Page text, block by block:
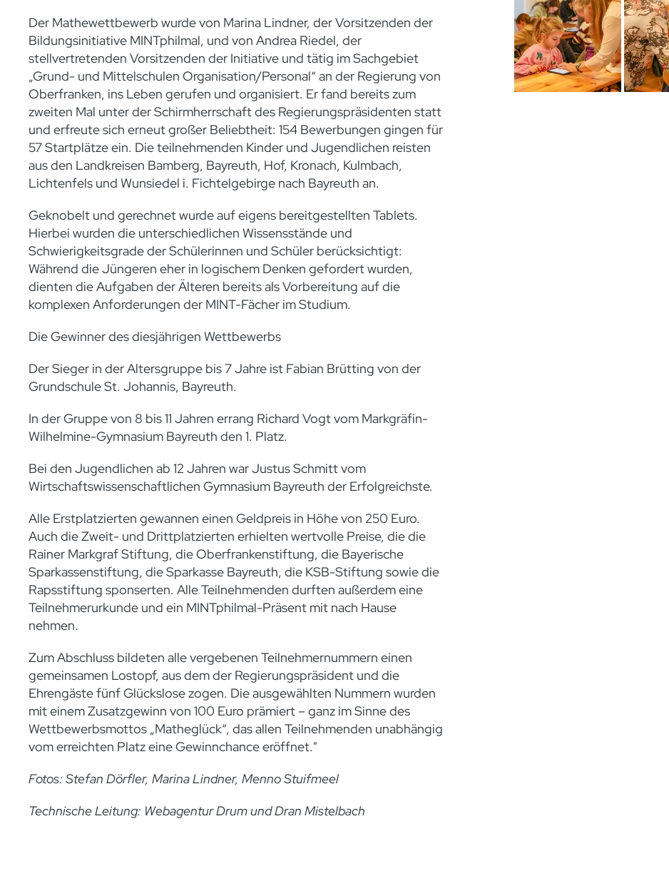
Der Mathewettbewerb wurde von Marina Lindner, der Vorsitzenden der
Bildungsinitiative MINTphilmal, und von Andrea Riedel, der
stellvertretenden Vorsitzenden der Initiative und tätig im Sachgebiet
„Grund- und Mittelschulen Organisation/Personal“ an der Regierung von
Oberfranken, ins Leben gerufen und organisiert. Er fand bereits zum
zweiten Mal unter der Schirmherrschaft des Regierungspräsidenten statt
und erfreute sich erneut großer Beliebtheit: 154 Bewerbungen gingen für
57 Startplätze ein. Die teilnehmenden Kinder und Jugendlichen reisten
aus den Landkreisen Bamberg, Bayreuth, Hof, Kronach, Kulmbach,
Lichtenfels und Wunsiedel i. Fichtelgebirge nach Bayreuth an.
Geknobelt und gerechnet wurde auf eigens bereitgestellten Tablets.
Hierbei wurden die unterschiedlichen Wissensstände und
Schwierigkeitsgrade der Schülerinnen und Schüler berücksichtigt:
Während die Jüngeren eher in logischem Denken gefordert wurden,
dienten die Aufgaben der Älteren bereits als Vorbereitung auf die
komplexen Anforderungen der MINT-Fächer im Studium.
Die Gewinner des diesjährigen Wettbewerbs
Der Sieger in der Altersgruppe bis 7 Jahre ist Fabian Brütting von der
Grundschule St. Johannis, Bayreuth.
In der Gruppe von 8 bis 11 Jahren errang Richard Vogt vom Markgräfin-
Wilhelmine-Gymnasium Bayreuth den 1. Platz.
Bei den Jugendlichen ab 12 Jahren war Justus Schmitt vom
Wirtschaftswissenschaftlichen Gymnasium Bayreuth der Erfolgreichste.
Alle Erstplatzierten gewannen einen Geldpreis in Höhe von 250 Euro.
Auch die Zweit- und Drittplatzierten erhielten wertvolle Preise, die die
Rainer Markgraf Stiftung, die Oberfrankenstiftung, die Bayerische
Sparkassenstiftung, die Sparkasse Bayreuth, die KSB-Stiftung sowie die
Rapsstiftung sponserten. Alle Teilnehmenden durften außerdem eine
Teilnehmerurkunde und ein MINTphilmal-Präsent mit nach Hause
nehmen.
Zum Abschluss bildeten alle vergebenen Teilnehmernummern einen
gemeinsamen Lostopf, aus dem der Regierungspräsident und die
Ehrengäste fünf Glückslose zogen. Die ausgewählten Nummern wurden
mit einem Zusatzgewinn von 100 Euro prämiert – ganz im Sinne des
Wettbewerbsmottos „Matheglück“, das allen Teilnehmenden unabhängig
vom erreichten Platz eine Gewinnchance eröffnet."
Fotos: Stefan Dörfler, Marina Lindner, Menno Stuifmeel
Technische Leitung: Webagentur Drum und Dran Mistelbach